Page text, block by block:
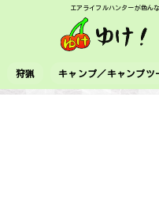
エアライフルハンターが色ん
狩猟 キャンプ／キャンプツ